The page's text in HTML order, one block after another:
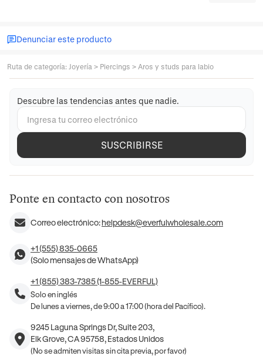
Denunciar este producto
Ruta de categoría: Joyería > Piercings > Aros y studs para labio
Descubre las tendencias antes que nadie.
SUSCRIBIRSE
Ponte en contacto con nosotros
Correo electrónico:helpdesk@everfulwholesale.com
+1 (555) 835-0665
(Solo mensajes de WhatsApp)
+1 (855) 383-7385 (1-855-EVERFUL)
Solo en inglés
De lunes a viernes, de 9:00 a 17:00 (hora del Pacífico).
9245 Laguna Springs Dr, Suite 203,
Elk Grove, CA 95758, Estados Unidos
(No se admiten visitas sin cita previa, por favor)